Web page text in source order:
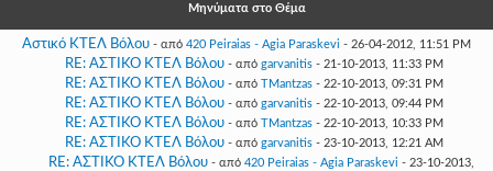
Μηνύματα στο Θέμα
Αστικό ΚΤΕΛ Βόλου - από 420 Peiraias - Agia Paraskevi - 26-04-2012, 11:51 PM
RE: ΑΣΤΙΚΟ ΚΤΕΛ Βόλου - από garvanitis- 21-10-2013, 11:33 PM
RE: ΑΣΤΙΚΟ ΚΤΕΛ Βόλου - από TMantzas- 22-10-2013, 09:31 PM
RE: ΑΣΤΙΚΟ ΚΤΕΛ Βόλου - από garvanitis- 22-10-2013, 09:44 PM
RE: ΑΣΤΙΚΟ ΚΤΕΛ Βόλου - από TMantzas- 22-10-2013, 10:33 PM
RE: ΑΣΤΙΚΟ ΚΤΕΛ Βόλου - από garvanitis- 23-10-2013, 12:21 AM
RE: ΑΣΤΙΚΟ ΚΤΕΛ Βόλου - από 420 Peiraias - Agia Paraskevi - 23-10-2013,